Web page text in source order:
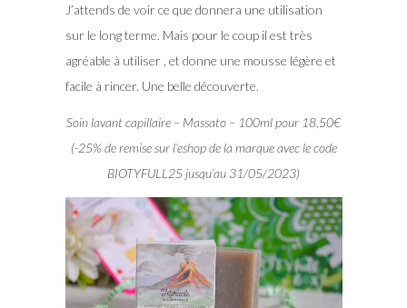
J’attends de voir ce que donnera une utilisation
sur le long terme. Mais pour le coup il est très
agréable à utiliser , et donne une mousse légère et
facile à rincer. Une belle découverte.
Soin lavant capillaire – Massato – 100ml pour 18,50€
(-25% de remise sur l’eshop de la marque avec le code
BIOTYFULL25 jusqu’au 31/05/2023)